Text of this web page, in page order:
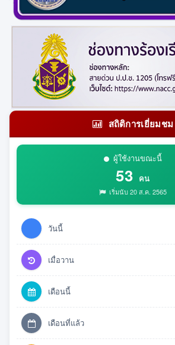
สถิติการเยี่ยมชม
ผู้ใช้งานขณะนี้
53 คน
เริ่มนับ 20 ส.ค. 2565
วันนี้
เมื่อวาน
เดือนนี้
เดือนที่แล้ว